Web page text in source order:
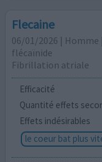
Flecaine
06/01/2026 | Homme
flécaïnide
Fibrillation atriale
Efficacité
Quantité effets
Effets indésirables
le coeur bat plus